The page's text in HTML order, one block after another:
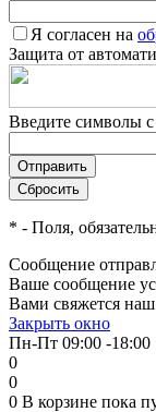
Я согласен на
Защита от
Введите символы
* - Поля,
Сообщение
Ваше сообщение
Вами свяжется
Закрыть окно
Пн-Пт 09:00 -18:00
0
0
0 В корзине пока
по
об оплате